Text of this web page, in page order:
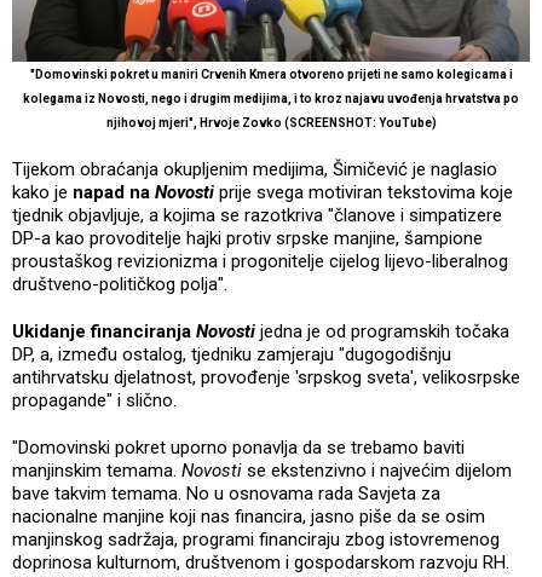
"Domovinski pokret u maniri Crvenih Kmera otvoreno prijeti ne samo kolegicama i
kolegama iz Novosti, nego i drugim medijima, i to kroz najavu uvođenja hrvatstva po
njihovoj mjeri", Hrvoje Zovko (SCREENSHOT: YouTube)
Tijekom obraćanja okupljenim medijima, Šimičević je naglasio
kako je napad na Novosti prije svega motiviran tekstovima koje
tjednik objavljuje, a kojima se razotkriva "članove i simpatizere
DP-a kao provoditelje hajki protiv srpske manjine, šampione
proustaškog revizionizma i progonitelje cijelog lijevo-liberalnog
društveno-političkog polja".
Ukidanje financiranja Novosti jedna je od programskih točaka
DP, a, između ostalog, tjedniku zamjeraju "dugogodišnju
antihrvatsku djelatnost, provođenje 'srpskog sveta', velikosrpske
propagande" i slično.
"Domovinski pokret uporno ponavlja da se trebamo baviti
manjinskim temama. Novosti se ekstenzivno i najvećim dijelom
bave takvim temama. No u osnovama rada Savjeta za
nacionalne manjine koji nas financira, jasno piše da se osim
manjinskog sadržaja, programi financiraju zbog istovremenog
doprinosa kulturnom, društvenom i gospodarskom razvoju RH.